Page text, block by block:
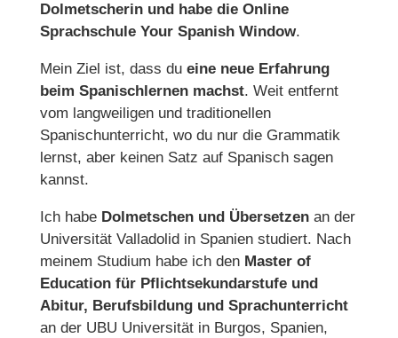
Dolmetscherin und habe die Online
Sprachschule Your Spanish Window.
Mein Ziel ist, dass du eine neue Erfahrung
beim Spanischlernen machst. Weit entfernt
vom langweiligen und traditionellen
Spanischunterricht, wo du nur die Grammatik
lernst, aber keinen Satz auf Spanisch sagen
kannst.
Ich habe Dolmetschen und Übersetzenan der
Universität Valladolid in Spanien studiert. Nach
meinem Studium habe ich den Master of
Education für Pflichtsekundarstufe und
Abitur, Berufsbildung und Sprachunterricht
an der UBU Universität in Burgos, Spanien,